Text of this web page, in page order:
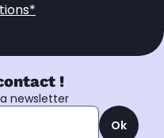
!
newsletter
Ok